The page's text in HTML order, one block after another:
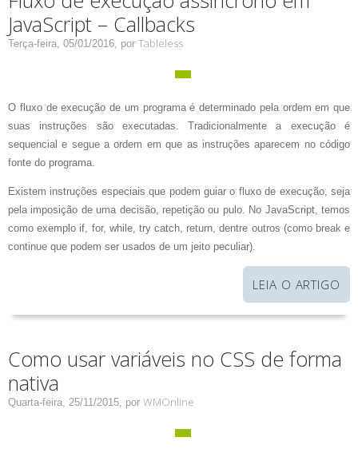
JavaScript – Callbacks
Terça-feira, 05/01/2016, por Tableless
O fluxo de execução de um programa é determinado pela ordem em que
suas instruções são executadas. Tradicionalmente a execução é
sequencial e segue a ordem em que as instruções aparecem no código
fonte do programa.
Existem instruções especiais que podem guiar o fluxo de execução, seja
pela imposição de uma decisão, repetição ou pulo. No JavaScript, temos
como exemplo if, for, while, try catch, return, dentre outros (como break e
continue que podem ser usados de um jeito peculiar).
LEIA O ARTIGO
Como usar variáveis no CSS de forma
nativa
Quarta-feira, 25/11/2015, por WMOnline